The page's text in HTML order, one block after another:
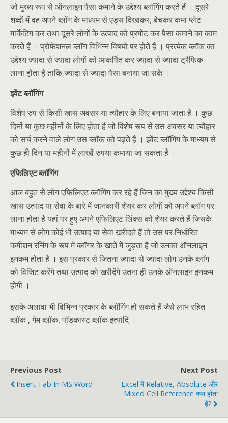
जो मुख्य रूप से ऑनलाइन पैसा कमाने के उद्देश्य ब्लॉगिंग करते हैं । दूसरे
शब्दों में वह अपने ब्लॉग के माध्यम से एड्स दिखाकर, बेचकर कमा प्लेट
मार्केटिंग कर तथा दूसरे लोगों के उत्पाद को प्रमोट कर पैसा कमाने का काम
करते हैं । प्रोफेशनल ब्लॉग विभिन्न विषयों पर होते हैं । प्रत्येक ब्लॉक का
उद्देश्य ज्यादा से ज्यादा लोगों को आकर्षित कर ज्यादा से ज्यादा ट्रैफिक
लाना होता है ताकि ज्यादा से ज्यादा पैसा बनाया जा सके ।
इवेंट ब्लॉगिंग
विशेष रुप से किसी खास अवसर या त्यौहार के लिए बनाया जाता है । कुछ
दिनों या कुछ महीनों के लिए होता है जो विशेष रूप से उस अवसर या त्यौहार
को सर्च करने वाले लोग उस ब्लॉक को पढ़ते हैं । इवेंट ब्लॉगिंग के माध्यम से
कुछ ही दिन या महीनों में लाखों रुपया कमाया जा सकता है ।
एफिलिएट ब्लॉगिंग
आज बहुत से लोग एफिलिएट ब्लॉगिंग कर रहे हैं जिन का मुख्य उद्देश्य किसी
खास उत्पाद या सेवा के बारे में जानकारी शेयर कर लोगों को अपने ब्लॉग पर
लाना होता है यहां पर हुए अपने एफिलिएट लिंक्स को शेयर करते हैं जिसके
माध्यम से लोग कोई भी उत्पाद या सेवा खरीदते हैं तो उस पर निर्धारित
कमीशन रनिंग के रूप में ब्लॉगर के खाते में जुड़ता है जो उनका ऑनलाइन
इनकम होता है । इस प्रकार से जितना ज्यादा से ज्यादा लोग उनके ब्लॉग
को विजिट करेंगे तथा उत्पाद को खरीदेंगे उतना ही उनके ऑनलाइन इनकम
होगी ।
इसके अलावा भी विभिन्न प्रकार के ब्लॉगिंग हो सकते हैं जैसे लाभ रहित
ब्लॉक , गेम ब्लॉक, पॉडकास्ट ब्लॉक इत्यादि ।
Previous Post
Insert Tab In MS Word
Next Post
Excel में Relative, Absolute और
Mixed Cell Reference क्या होता
है?